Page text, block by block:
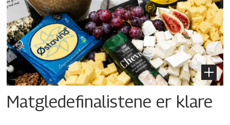
Matgledefinalistene er klare